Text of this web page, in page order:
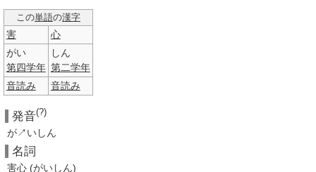
この単語の漢字
害
心
がい
第四学年
しん
第二学年
音読み
音読み
発音(?)
が↗いしん
名詞
害心 (がいしん)